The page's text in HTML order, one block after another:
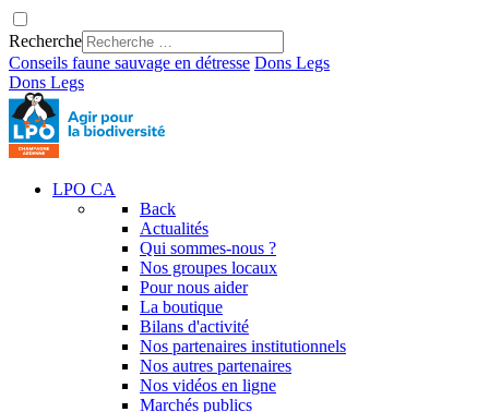
Recherche
Conseils faune sauvage en détresse Dons Legs
Dons Legs
LPO CA
Back
Actualités
Qui sommes-nous ?
Nos groupes locaux
Pour nous aider
La boutique
Bilans d'activité
Nos partenaires institutionnels
Nos autres partenaires
Nos vidéos en ligne
Marchés publics